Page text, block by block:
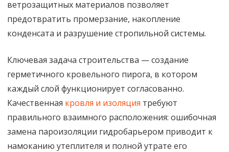
от
ветрозащитных материалов позволяет
предотвратить промерзание, накопление
конденсата и разрушение стропильной системы.
Ключевая задача строительства — создание
герметичного кровельного пирога, в котором
каждый слой функционирует согласованно.
Качественная кровля и изоляция требуют
правильного взаимного расположения: ошибочная
замена пароизоляции гидробарьером приводит к
намоканию утеплителя и полной утрате его